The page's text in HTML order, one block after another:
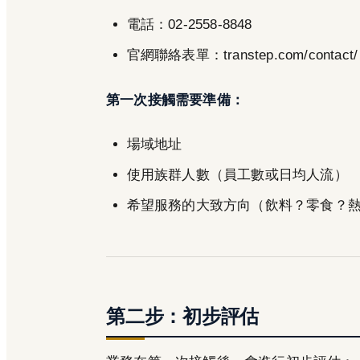
電話：02-2558-8848
官網聯絡表單：transtep.com/contact/
第一次接觸需要準備：
場域地址
使用族群人數（員工數或日均人流）
希望服務的大致方向（飲料？零食？
第二步：初步評估